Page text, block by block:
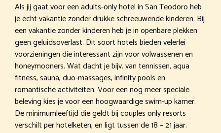
Als jij gaat voor een adults-only hotel in San Teodoro heb
je echt vakantie zonder drukke schreeuwende kinderen. Bij
een vakantie zonder kinderen heb je in openbare plekken
geen geluidsoverlast. Dit soort hotels bieden velerlei
voorzieningen die interessant zijn voor volwassenen en
honeymooners. Wat dacht je bijv. van tennissen, aqua
fitness, sauna, duo-massages, infinity pools en
romantische activiteiten. Voor een nog meer speciale
beleving kies je voor een hoogwaardige swim-up kamer.
De minimumleeftijd die geldt bij couples only resorts
verschilt per hotelketen, en ligt tussen de 18 – 21 jaar.